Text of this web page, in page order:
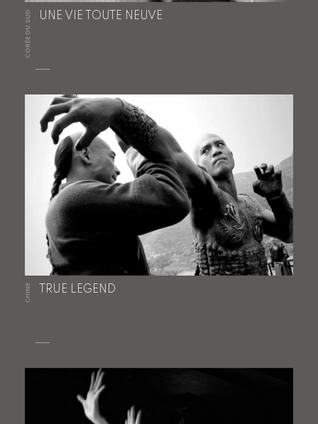
CORÉE DU SUD UNE VIE TOUTE NEUVE
CHINE TRUE LEGEND